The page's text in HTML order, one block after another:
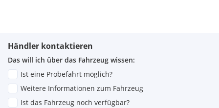
Händler kontaktieren
Das will ich über das Fahrzeug wissen:
Ist eine Probefahrt möglich?
Weitere Informationen zum Fahrzeug
Ist das Fahrzeug noch verfügbar?